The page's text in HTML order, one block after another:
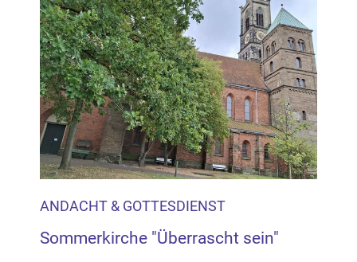
ANDACHT & GOTTESDIENST
Sommerkirche "Überrascht sein"